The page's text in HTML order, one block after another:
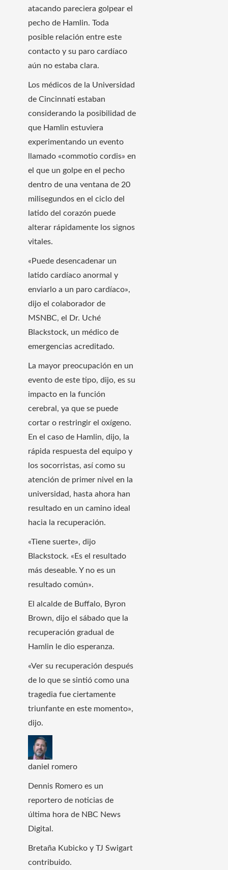
atacando pareciera golpear el
pecho de Hamlin. Toda
posible relación entre este
contacto y su paro cardíaco
aún no estaba clara.
Los médicos de la Universidad
de Cincinnati estaban
considerando la posibilidad de
que Hamlin estuviera
experimentando un evento
llamado «commotio cordis» en
el que un golpe en el pecho
dentro de una ventana de 20
milisegundos en el ciclo del
latido del corazón puede
alterar rápidamente los signos
vitales.
«Puede desencadenar un
latido cardíaco anormal y
enviarlo a un paro cardíaco»,
dijo el colaborador de
MSNBC, el Dr. Uché
Blackstock, un médico de
emergencias acreditado.
La mayor preocupación en un
evento de este tipo, dijo, es su
impacto en la función
cerebral, ya que se puede
cortar o restringir el oxígeno.
En el caso de Hamlin, dijo, la
rápida respuesta del equipo y
los socorristas, así como su
atención de primer nivel en la
universidad, hasta ahora han
resultado en un camino ideal
hacia la recuperación.
«Tiene suerte», dijo
Blackstock. «Es el resultado
más deseable. Y no es un
resultado común».
El alcalde de Buffalo, Byron
Brown, dijo el sábado que la
recuperación gradual de
Hamlin le dio esperanza.
«Ver su recuperación después
de lo que se sintió como una
tragedia fue ciertamente
triunfante en este momento»,
dijo.
daniel romero
Dennis Romero es un
reportero de noticias de
última hora de NBC News
Digital.
Bretaña Kubicko y TJ Swigart
contribuido.